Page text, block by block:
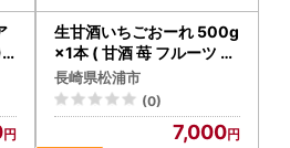
生甘酒いちごおーれ 500g
×1本 ( 甘酒 苺 フルーツ 生
甘酒 いちごおーれ 冷凍 イ
チゴ ストロベリー )【A7-
073】
長崎県松浦市
(0)
7,000